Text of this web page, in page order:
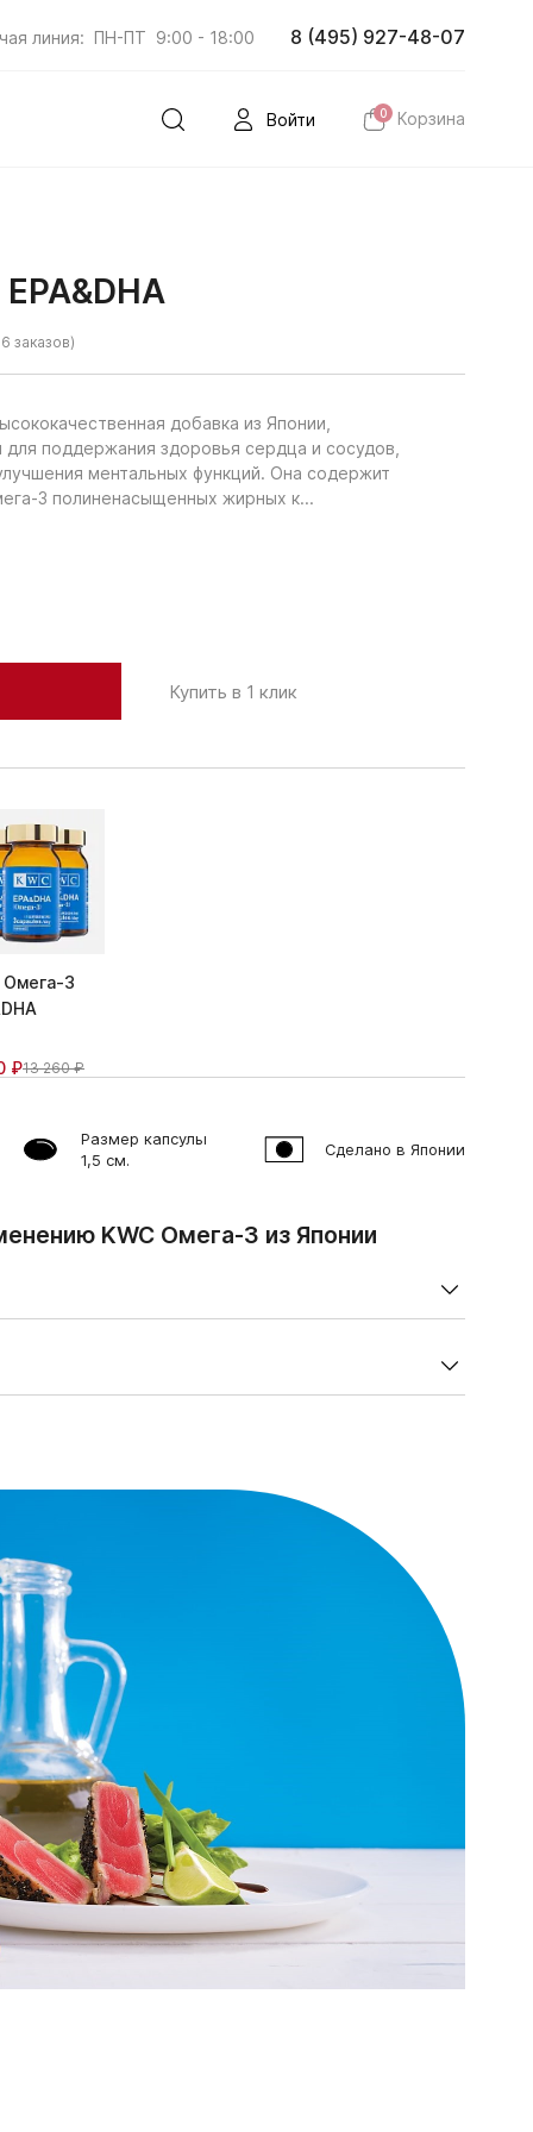
линия: ПН-ПТ 9:00 - 18:00 8 (495) 927-48-07
Войти 0 Корзина
заказов)
добавка из Японии,
для поддержания здоровья сердца и сосудов,
ментальных функций. Она содержит
3 полиненасыщенных жирных к...
Купить в 1 клик
3
₽13 260 ₽
Размер капсулы
1,5 см.
Сделано в Японии
KWC Омега-3 из Японии
417,50
непереносимость компонентов продукта,
Перед применением рекомендуется